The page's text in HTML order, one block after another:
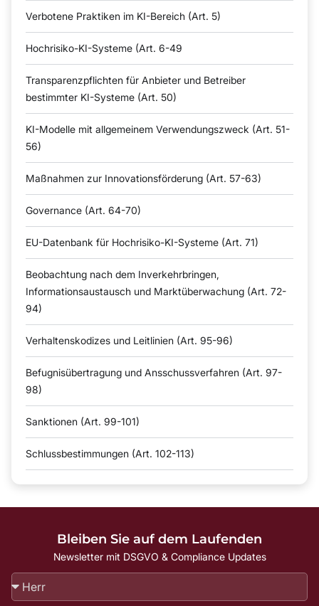
Verbotene Praktiken im KI-Bereich (Art. 5)
Hochrisiko-KI-Systeme (Art. 6-49
Transparenzpflichten für Anbieter und Betreiber
bestimmter KI-Systeme (Art. 50)
KI-Modelle mit allgemeinem Verwendungszweck (Art. 51-
56)
Maßnahmen zur Innovationsförderung (Art. 57-63)
Governance (Art. 64-70)
EU-Datenbank für Hochrisiko-KI-Systeme (Art. 71)
Beobachtung nach dem Inverkehrbringen,
Informationsaustausch und Marktüberwachung (Art. 72-
94)
Verhaltenskodizes und Leitlinien (Art. 95-96)
Befugnisübertragung und Ansschussverfahren (Art. 97-
98)
Sanktionen (Art. 99-101)
Schlussbestimmungen (Art. 102-113)
Bleiben Sie auf dem Laufenden
Newsletter mit DSGVO & Compliance Updates